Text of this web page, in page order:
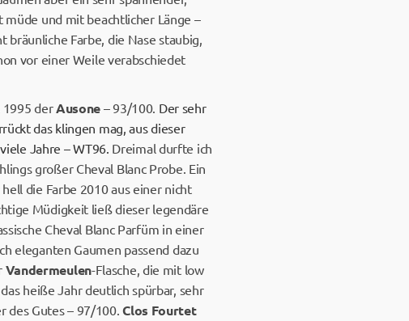
und mit beachtlicher Länge –
Farbe, die Nase staubig,
vor einer Weile verabschiedet
1995 derAusone – 93/100. Der sehr
das klingen mag, aus dieser
Jahre – WT96. Dreimal durfte ich
großer Cheval Blanc Probe. Ein
die Farbe 2010 aus einer nicht
Müdigkeit ließ dieser legendäre
Cheval Blanc Parfüm in einer
eleganten Gaumen passend dazu
Vandermeulen-Flasche, die mit low
heiße Jahr deutlich spürbar, sehr
des Gutes – 97/100.Clos Fourtet